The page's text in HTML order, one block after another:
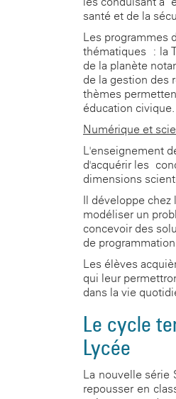
santé et de la
Les programmes
thématiques : la
de la planète
de la gestion des
thèmes
éducation civique.
Numérique et
L'enseignement
d'acquérir les
dimensions
Il développe
modéliser un
concevoir des
de programmation.
Les élèves
qui leur
dans la vie
Le cycle
Lycée
La nouvelle série
repousser en